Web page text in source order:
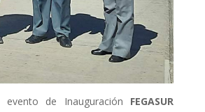
evento de Inauguración FEGASUR